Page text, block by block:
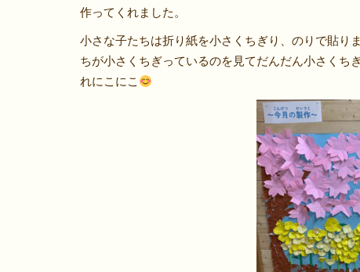
作ってくれました。
小さな子たちは折り紙を小さくちぎり、のりで貼り
ちが小さくちぎっているのを見てだんだん小さくち
れにこにこ